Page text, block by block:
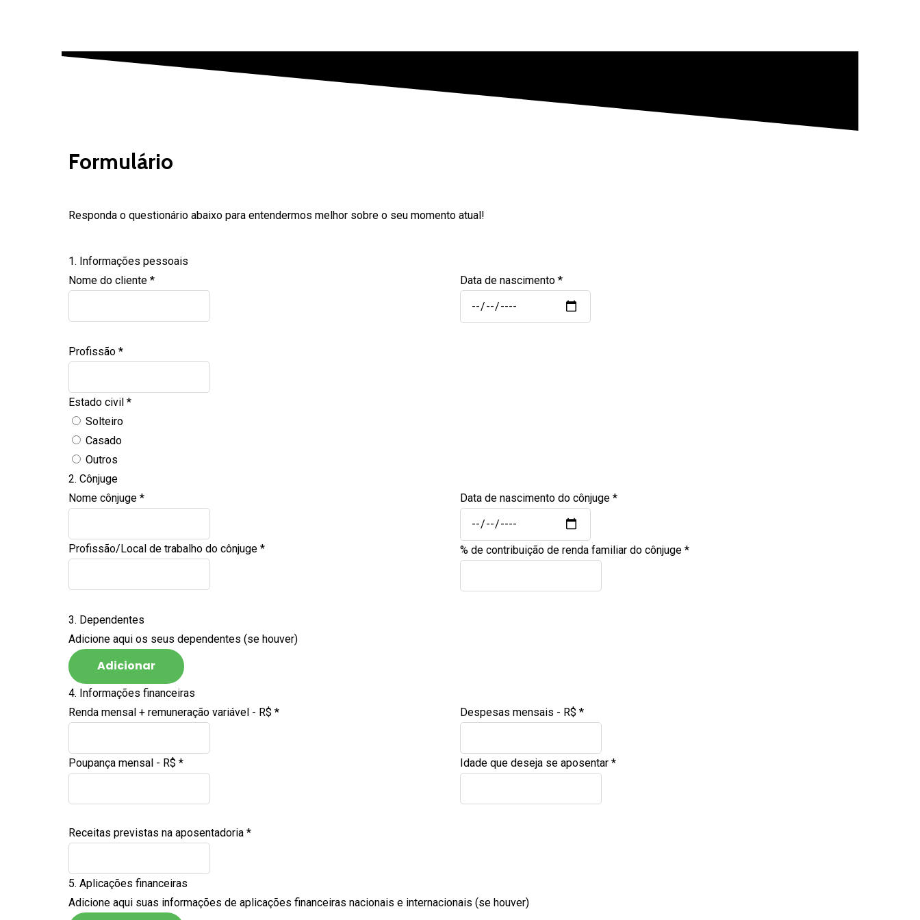
Formulário
Responda o questionário abaixo para entendermos melhor sobre o seu momento atual!
1. Informações pessoais
Nome do cliente * Data de nascimento *
Profissão *
Estado civil *
Solteiro
Casado
Outros
2. Cônjuge
Nome cônjuge *
Profissão/Local de trabalho do cônjuge *
Data de nascimento do cônjuge *
% de contribuição de renda familiar do cônjuge *
3. Dependentes
Adicione aqui os seus dependentes (se houver)
Adicionar
4. Informações financeiras
Renda mensal + remuneração variável - R$ *
Poupança mensal - R$ *
Despesas mensais - R$ *
Idade que deseja se aposentar *
Receitas previstas na aposentadoria *
5. Aplicações financeiras
Adicione aqui suas informações de aplicações financeiras nacionais e internacionais (se houver)